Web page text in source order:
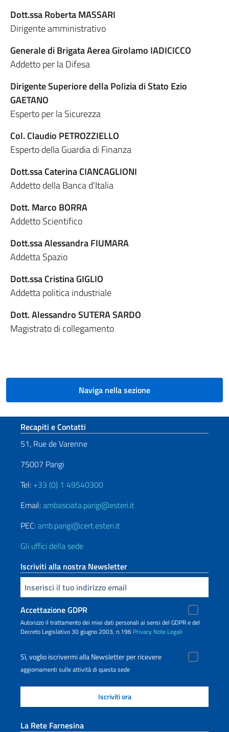
Dott.ssa Roberta MASSARI
Dirigente amministrativo
Generale di Brigata Aerea Girolamo IADICICCO
Addetto per la Difesa
Dirigente Superiore della Polizia di Stato Ezio
GAETANO
Esperto per la Sicurezza
Col. Claudio PETROZZIELLO
Esperto della Guardia di Finanza
Dott.ssa Caterina CIANCAGLIONI
Addetto della Banca d’Italia
Dott. Marco BORRA
Addetto Scientifico
Dott.ssa Alessandra FIUMARA
Addetta Spazio
Dott.ssa Cristina GIGLIO
Addetta politica industriale
Dott. Alessandro SUTERA SARDO
Magistrato di collegamento
Naviga nella sezione
Sezione footer
Recapiti e Contatti
51, Rue de Varenne
75007 Parigi
Tel: +33 (0) 1 49540300
Email:ambasciata.parigi@esteri.it
PEC:amb.parigi@cert.esteri.it
Gli uffici della sede
Iscriviti alla nostra Newsletter
Inserisci la tua email
Accettazione GDPR
Autorizzo il trattamento dei miei dati personali ai sensi del GDPR e del
Decreto Legislativo 30 giugno 2003, n.196 Privacy Note Legali
Sì, voglio iscrivermi alla Newsletter per ricevere
aggiornamenti sulle attività di questa sede
La Rete Farnesina